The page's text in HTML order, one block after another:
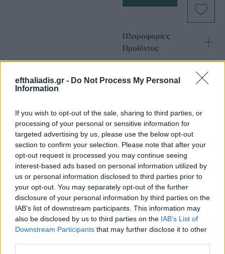
efthaliadis.gr - Do Not Process My Personal
Information
If you wish to opt-out of the sale, sharing to third parties, or
processing of your personal or sensitive information for
targeted advertising by us, please use the below opt-out
section to confirm your selection. Please note that after your
opt-out request is processed you may continue seeing
interest-based ads based on personal information utilized by
us or personal information disclosed to third parties prior to
your opt-out. You may separately opt-out of the further
disclosure of your personal information by third parties on the
IAB’s list of downstream participants. This information may
also be disclosed by us to third parties on the IAB’s List of
Downstream Participants that may further disclose it to other
Πληροφορίες
Προϊόντος
Επιλογές Που Ταιριάζουν
Ανακαλύψτε τα κοσμήματα που αγαπήθηκαν περισσότερο!
Εδώ θα βρείτε τις κορυφαίες επιλογές που ξεχωρίζουν για
το μοναδικό τους στυλ και την εξαιρετική τους ποιότητα.
ΧΡΥΣΌΣ 18 ΚΑΡΑΤΊΩΝ -10%